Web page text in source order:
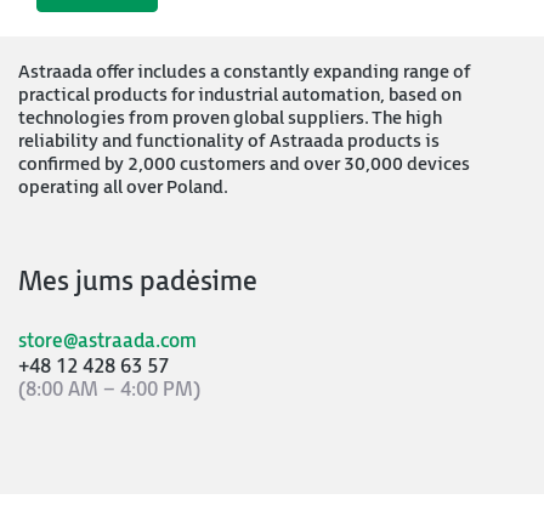
Astraada offer includes a constantly expanding range of
practical products for industrial automation, based on
technologies from proven global suppliers. The high
reliability and functionality of Astraada products is
confirmed by 2,000 customers and over 30,000 devices
operating all over Poland.
Mes jums padėsime
store@astraada.com
+48 12 428 63 57
(8:00 AM – 4:00 PM)